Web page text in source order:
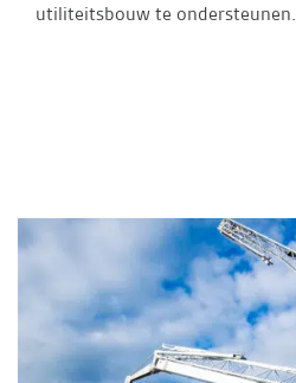
utiliteitsbouw te ondersteunen.